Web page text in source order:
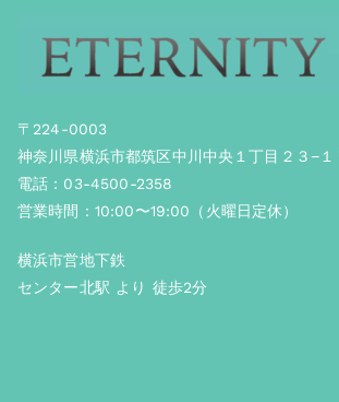
〒224-0003
神奈川県横浜市都筑区中川中央１丁目２３−１
電話：03-4500-2358
営業時間：10:00〜19:00（火曜日定休）
横浜市営地下鉄
センター北駅 より 徒歩2分